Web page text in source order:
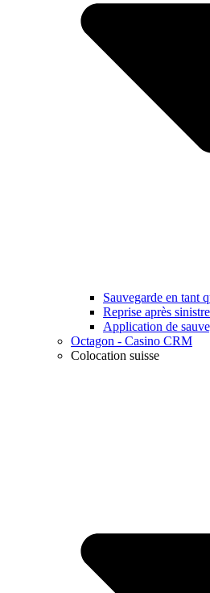
Sauvegarde en tant
Reprise après
Application de
Octagon - Casino CRM
Colocation suisse